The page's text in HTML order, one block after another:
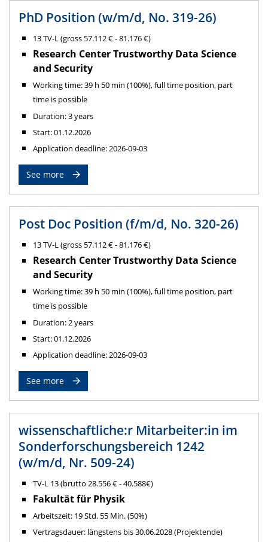
PhD Position (w/m/d, No. 319-26)
13 TV-L (gross 57.112 € - 81.176 €)
Research Center Trustworthy Data Science
and Security
Working time: 39 h 50 min (100%), full time position, part
time is possible
Duration: 3 years
Start: 01.12.2026
Application deadline: 2026-09-03
See more
Post Doc Position (f/m/d, No. 320-26)
13 TV-L (gross 57.112 € - 81.176 €)
Research Center Trustworthy Data Science
and Security
Working time: 39 h 50 min (100%), full time position, part
time is possible
Duration: 2 years
Start: 01.12.2026
Application deadline: 2026-09-03
See more
wissenschaftliche:r Mitarbeiter:in im
Sonderforschungsbereich 1242
(w/m/d, Nr. 509-24)
TV-L 13 (brutto 28.556 € - 40.588€)
Fakultät für Physik
Arbeitszeit: 19 Std. 55 Min. (50%)
Vertragsdauer: längstens bis 30.06.2028 (Projektende)